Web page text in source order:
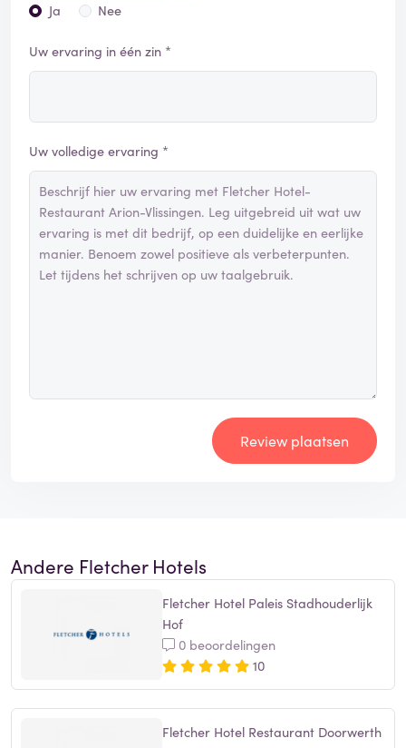
Ja
Nee
Uw ervaring in één zin *
Uw volledige ervaring *
Review plaatsen
Andere Fletcher Hotels
Fletcher Hotel Paleis Stadhouderlijk
Hof
0 beoordelingen
10
Fletcher Hotel Restaurant Doorwerth